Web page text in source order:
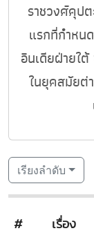
ราชวงศ์คุป
แรกที่กำหน
อินเดียฝ่ายใ
ในยุคสมัยต่
เรียงลำดับ
# เรื่อง